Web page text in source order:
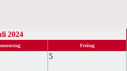
2024
Freitag
5